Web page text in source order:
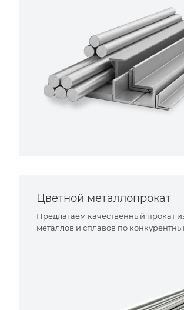
Цветной металлопрокат
Предлагаем качественный прокат
металлов и сплавов по